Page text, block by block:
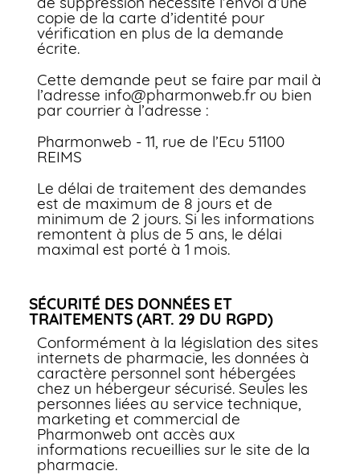
copie de la carte d’identité pour
vérification en plus de la demande
écrite.
Cette demande peut se faire par mail à
l’adresse info@pharmonweb.fr ou bien
par courrier à l’adresse :
Pharmonweb - 11, rue de l’Ecu 51100
REIMS
Le délai de traitement des demandes
est de maximum de 8 jours et de
minimum de 2 jours. Si les informations
remontent à plus de 5 ans, le délai
maximal est porté à 1 mois.
SÉCURITÉ DES DONNÉES ET
TRAITEMENTS (ART. 29 DU RGPD)
Conformément à la législation des sites
internets de pharmacie, les données à
caractère personnel sont hébergées
chez un hébergeur sécurisé. Seules les
personnes liées au service technique,
marketing et commercial de
Pharmonweb ont accès aux
informations recueillies sur le site de la
pharmacie.